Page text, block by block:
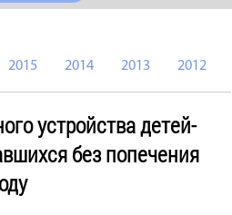
2015 2014 2013 2012
устройства детей-
без попечения